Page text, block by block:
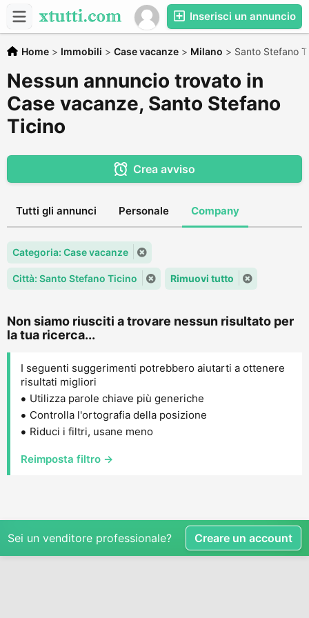
Inserisci un annuncio
Home > Immobili > Case vacanze > Milano > Santo Stefano
Nessun annuncio trovato in
Case vacanze, Santo Stefano
Ticino
Crea avviso
Tutti gli annunci Personale Company
Categoria: Case vacanze
Città: Santo Stefano Ticino Rimuovi tutto
Non siamo riusciti a trovare nessun risultato per
la tua ricerca...
I seguenti suggerimenti potrebbero aiutarti a ottenere
risultati migliori
Utilizza parole chiave più generiche
Controlla l'ortografia della posizione
Riduci i filtri, usane meno
Reimposta filtro →
Sei un venditore professionale? Creare un account